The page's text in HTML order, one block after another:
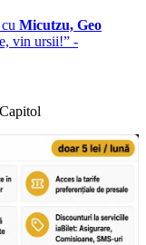
Micutzu, Geo
vin ursii!” -